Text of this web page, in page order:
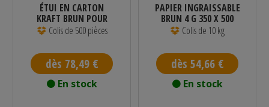
ÉTUI EN CARTON
KRAFT BRUN POUR
TACOS 225 X 130...
Colis de 500 pièces
dès 78,49 €
En stock
PAPIER INGRAISSABLE
BRUN 4 G 350 X 500
MM 10 KG
Colis de 10 kg
dès 54,66 €
En stock